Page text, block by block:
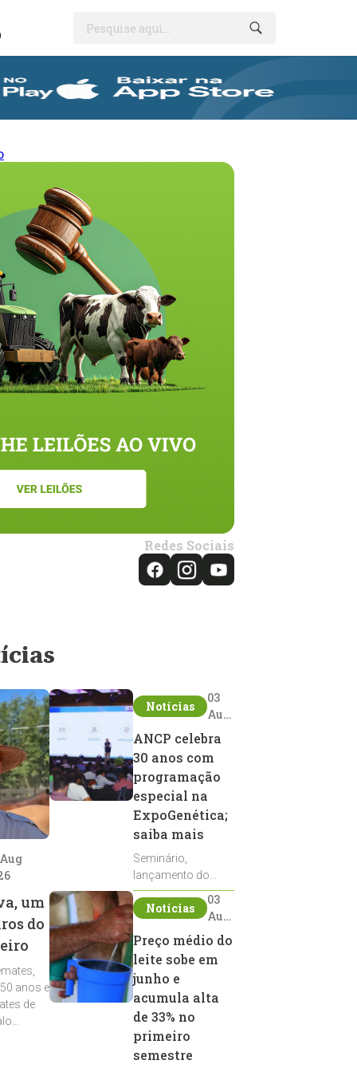
Pesquise aqui...
Redes Sociais
um
do
anos e
de
Notícias
03
Aug
ANCP celebra
30 anos com
programação
especial na
ExpoGenética;
saiba mais
Seminário,
lançamento do
Sumário de Touros,
debates, podcast,
reprodutores e
homenagens
integram a
programação da
entidade durante a
ExpoGenética 2026
Notícias
03
Aug
2026
Preço médio do
leite sobe em
junho e
acumula alta
de 33% no
primeiro
semestre